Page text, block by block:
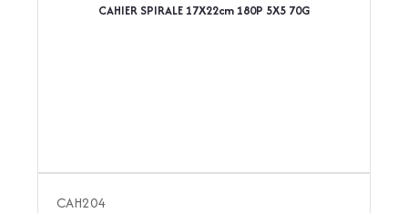
CAHIER SPIRALE 17X22cm 180P 5X5 70G
CAH204